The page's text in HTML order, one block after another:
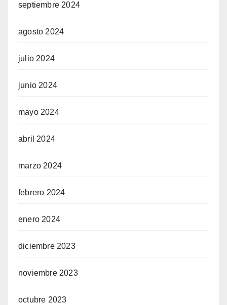
septiembre 2024
agosto 2024
julio 2024
junio 2024
mayo 2024
abril 2024
marzo 2024
febrero 2024
enero 2024
diciembre 2023
noviembre 2023
octubre 2023